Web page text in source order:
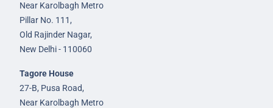
Near Karolbagh Metro
Pillar No. 111,
Old Rajinder Nagar,
New Delhi - 110060
Tagore House
27-B, Pusa Road,
Near Karolbagh Metro